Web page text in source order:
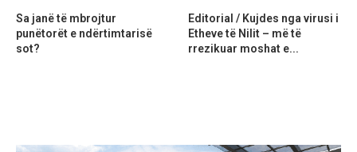
Sa janë të mbrojtur
punëtorët e ndërtimtarisë
sot?
Editorial / Kujdes nga virusi i
Etheve të Nilit – më të
rrezikuar moshat e...